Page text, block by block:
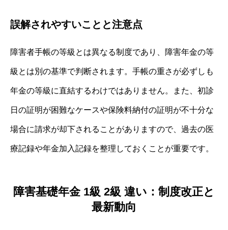
誤解されやすいことと注意点
障害者手帳の等級とは異なる制度であり、障害年金の等
級とは別の基準で判断されます。手帳の重さが必ずしも
年金の等級に直結するわけではありません。また、初診
日の証明が困難なケースや保険料納付の証明が不十分な
場合に請求が却下されることがありますので、過去の医
療記録や年金加入記録を整理しておくことが重要です。
障害基礎年金 1級 2級 違い：制度改正と
最新動向